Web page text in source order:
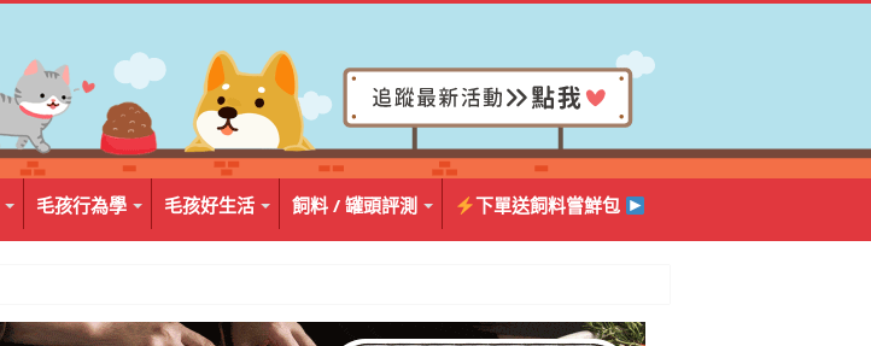
毛孩行為學 毛孩好生活 飼料 / 罐頭評測 下單送飼料嘗鮮包